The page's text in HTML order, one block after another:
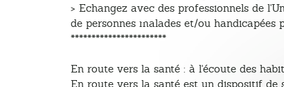
> Echangez avec des professionnels de
de personnes malades et/ou handicapées
***********************
En route vers la santé : à l'écoute des
En route vers la santé est un dispositif de